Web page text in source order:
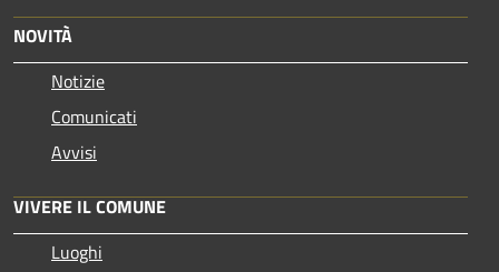
NOVITÀ
Notizie
Comunicati
Avvisi
VIVERE IL COMUNE
Luoghi